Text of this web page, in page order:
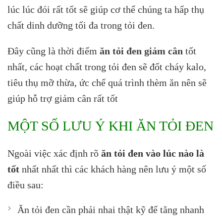
lúc lúc đói rất tốt sẽ giúp cơ thể chúng ta hấp thụ
chất dinh dưỡng tối đa trong tỏi đen.
Đây cũng là thời điểm ăn tỏi đen giảm cân tốt
nhất, các hoạt chất trong tỏi đen sẽ đốt cháy kalo,
tiêu thụ mỡ thừa, ức chế quá trình thèm ăn nên sẽ
giúp hỗ trợ giảm cân rất tốt
MỘT SỐ LƯU Ý KHI ĂN TỎI ĐEN
Ngoài việc xác định rõ ăn tỏi đen vào lúc nào là
tốt nhất nhất thì các khách hàng nên lưu ý một số
điều sau:
Ăn tỏi đen cần phải nhai thật kỹ để tăng nhanh